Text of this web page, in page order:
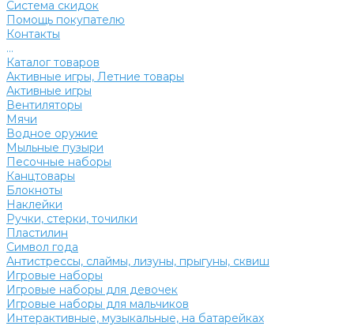
Система скидок
Помощь покупателю
Контакты
...
Каталог товаров
Активные игры, Летние товары
Активные игры
Вентиляторы
Мячи
Водное оружие
Мыльные пузыри
Песочные наборы
Канцтовары
Блокноты
Наклейки
Ручки, стерки, точилки
Пластилин
Символ года
Антистрессы, слаймы, лизуны, прыгуны, сквиш
Игровые наборы
Игровые наборы для девочек
Игровые наборы для мальчиков
Интерактивные, музыкальные, на батарейках